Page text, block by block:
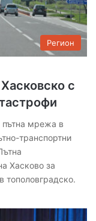
Регион
с
пътна мрежа в
транспортни
Хасково за
тополовградско.